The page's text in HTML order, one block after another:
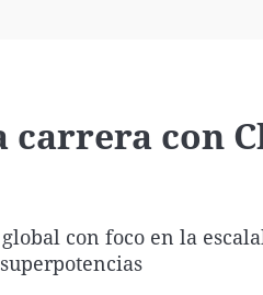
carrera con
con foco en la